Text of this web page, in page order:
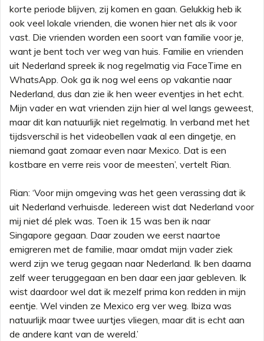
korte periode blijven, zij komen en gaan. Gelukkig heb ik
ook veel lokale vrienden, die wonen hier net als ik voor
vast. Die vrienden worden een soort van familie voor je,
want je bent toch ver weg van huis. Familie en vrienden
uit Nederland spreek ik nog regelmatig via FaceTime en
WhatsApp. Ook ga ik nog wel eens op vakantie naar
Nederland, dus dan zie ik hen weer eventjes in het echt.
Mijn vader en wat vrienden zijn hier al wel langs geweest,
maar dit kan natuurlijk niet regelmatig. In verband met het
tijdsverschil is het videobellen vaak al een dingetje, en
niemand gaat zomaar even naar Mexico. Dat is een
kostbare en verre reis voor de meesten’, vertelt Rian.
Rian: ‘Voor mijn omgeving was het geen verassing dat ik
uit Nederland verhuisde. Iedereen wist dat Nederland voor
mij niet dé plek was. Toen ik 15 was ben ik naar
Singapore gegaan. Daar zouden we eerst naartoe
emigreren met de familie, maar omdat mijn vader ziek
werd zijn we terug gegaan naar Nederland. Ik ben daarna
zelf weer teruggegaan en ben daar een jaar gebleven. Ik
wist daardoor wel dat ik mezelf prima kon redden in mijn
eentje. Wel vinden ze Mexico erg ver weg. Ibiza was
natuurlijk maar twee uurtjes vliegen, maar dit is echt aan
de andere kant van de wereld.’